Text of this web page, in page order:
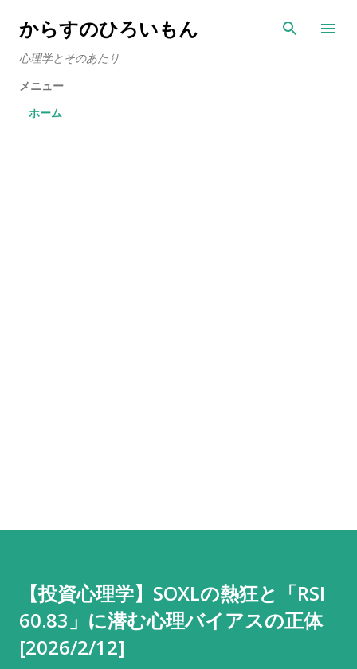
スキップしてメイン コンテンツに移動
からすのひろいもん
心理学とそのあたり
メニュー
ホーム
【投資心理学】SOXLの熱狂と「RSI
60.83」に潜む心理バイアスの正体
[2026/2/12]